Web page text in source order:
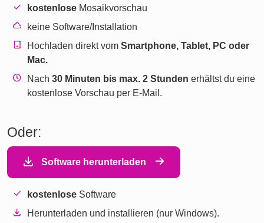
kostenlose Mosaikvorschau
keine Software/Installation
Hochladen direkt vomSmartphone, Tablet, PC oder
Mac.
Nach30 Minuten bis max. 2 Stunden erhältst du eine
kostenlose Vorschau per E-Mail.
Oder:
Software herunterladen
kostenlose Software
Herunterladen und installieren (nur Windows).